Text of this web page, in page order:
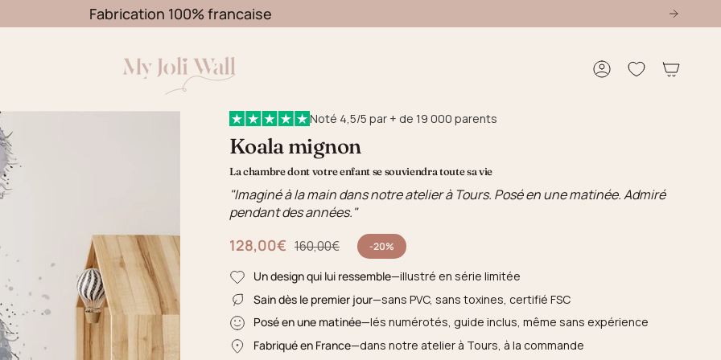
Fabrication 100% francaise
Compte
Noté 4,5/5 par + de 19 000 parents
Koala mignon
La chambre dont votre enfant se souviendra toute sa vie
"Imaginé à la main dans notre atelier à Tours. Posé en une matinée. Admiré
pendant des années."
128,00€
Prix régulier 160,00€ -20%
Un design qui lui ressemble—illustré en série limitée
Sain dès le premier jour—sans PVC, sans toxines, certifié FSC
Posé en une matinée—lés numérotés, guide inclus, même sans expérience
Fabriqué en France—dans notre atelier à Tours, à la commande